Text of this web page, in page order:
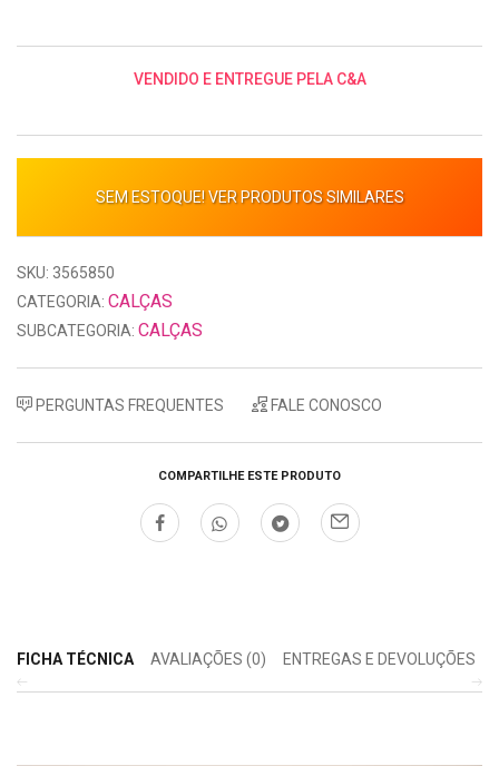
VENDIDO E ENTREGUE PELA C&A
SEM ESTOQUE! VER PRODUTOS SIMILARES
SKU: 3565850
CATEGORIA: CALÇAS
SUBCATEGORIA: CALÇAS
PERGUNTAS FREQUENTES FALE CONOSCO
COMPARTILHE ESTE PRODUTO
FICHA TÉCNICA AVALIAÇÕES (0) ENTREGAS E DEVOLUÇÕES